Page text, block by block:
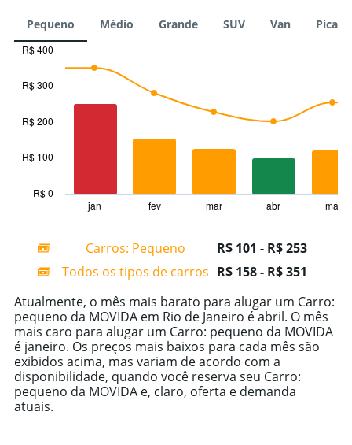
Pequeno Médio Grande SUV Van Picape
Combination
chart
with
data
series.
The
has
displaying
categories.
Range:
14
categories.
The
chart
has
1
Y
axis
displaying
jan fev mar abr mai
R$ 0
R$ 100
R$ 200
R$ 300
R$ 400
Carros: Pequeno
R$ 101 - R$ 253
Todos os tipos de carros R$ 158 - R$ 351
Atualmente, o mês mais barato para alugar um Carro:
pequeno da MOVIDA em Rio de Janeiro é abril. O mês
mais caro para alugar um Carro: pequeno da MOVIDA
é janeiro. Os preços mais baixos para cada mês são
exibidos acima, mas variam de acordo com a
disponibilidade, quando você reserva seu Carro:
pequeno da MOVIDA e, claro, oferta e demanda
atuais.